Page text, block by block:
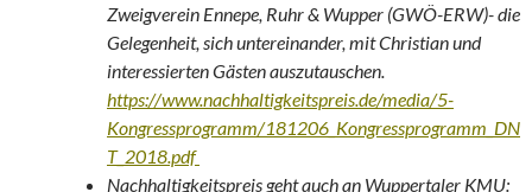
Zweigverein Ennepe, Ruhr & Wupper (GWÖ-ERW)- die
Gelegenheit, sich untereinander, mit Christian und
interessierten Gästen auszutauschen.
https://www.nachhaltigkeitspreis.de/media/5-
Kongressprogramm/181206_Kongressprogramm_DN
T_2018.pdf
Nachhaltigkeitspreis geht auch an Wuppertaler KMU: